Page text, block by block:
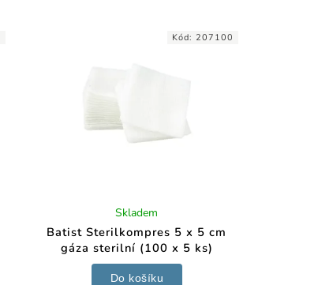
Batist Sterilkompres 5 x 5 cm
gáza sterilní (100 x 5 ks)
Skladem
Do košíku
Kód:207100